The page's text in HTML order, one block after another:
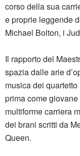
corso della sua
e proprie leggende
Michael Bolton, i
Il rapporto del
spazia dalle arie
musica dei
prima come
multiforme carriera
dei brani scritti da
Queen.